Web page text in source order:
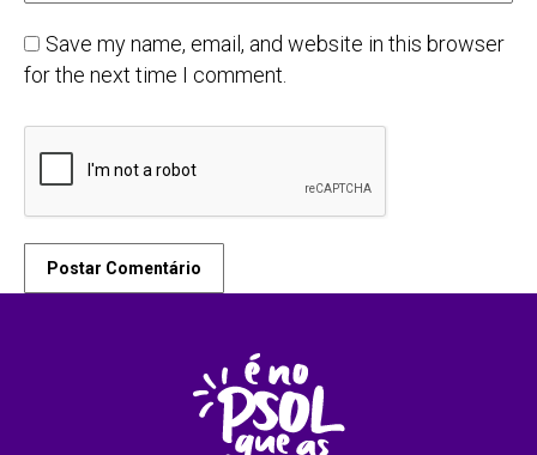
Save my name, email, and website in this browser
for the next time I comment.
Postar Comentário